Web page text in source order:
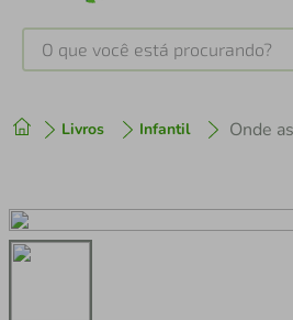
O que você está procurando?
Livros Infantil
2º cafeteira